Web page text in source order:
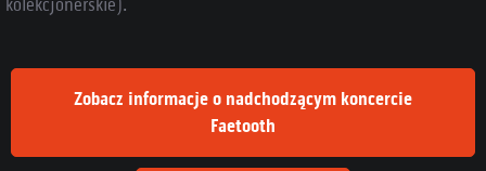
Zobacz informacje o nadchodzącym koncercie
Faetooth